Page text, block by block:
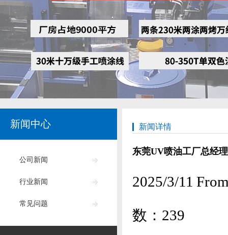
新闻中心
公司新闻
行业新闻
常见问题
新闻详情
东莞UV喷油工厂总经
2025/3/11
数： 239